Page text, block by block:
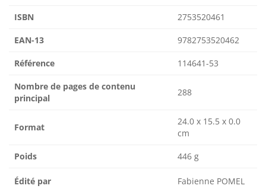
ISBN 2753520461
EAN-13 9782753520462
Référence 114641-53
Nombre de pages de contenu
principal
288
Format
24.0 x 15.5 x 0.0
cm
Poids 446 g
Édité par Fabienne POMEL